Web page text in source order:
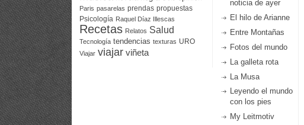
Paris pasarelas prendas propuestas
Psicología Raquel Díaz Illescas
Recetas Relatos Salud
Tecnología tendencias texturas URO
Viajar viajar viñeta
noticia de ayer
El hilo de Arianne
Entre Montañas
Fotos del mundo
La galleta rota
La Musa
Leyendo el mundo
con los pies
My Leitmotiv